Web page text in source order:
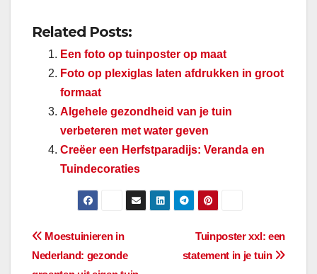
Related Posts:
Een foto op tuinposter op maat
Foto op plexiglas laten afdrukken in groot
formaat
Algehele gezondheid van je tuin
verbeteren met water geven
Creëer een Herfstparadijs: Veranda en
Tuindecoraties
BerichtnavigatieTuinposter xxl: een
statement in je tuin
Moestuinieren in
Nederland: gezonde